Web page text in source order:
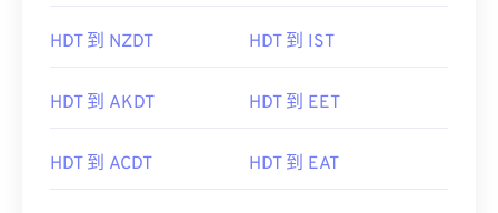
HDT 到 NZDT HDT 到 IST
HDT 到 AKDT HDT 到 EET
HDT 到 ACDT HDT 到 EAT